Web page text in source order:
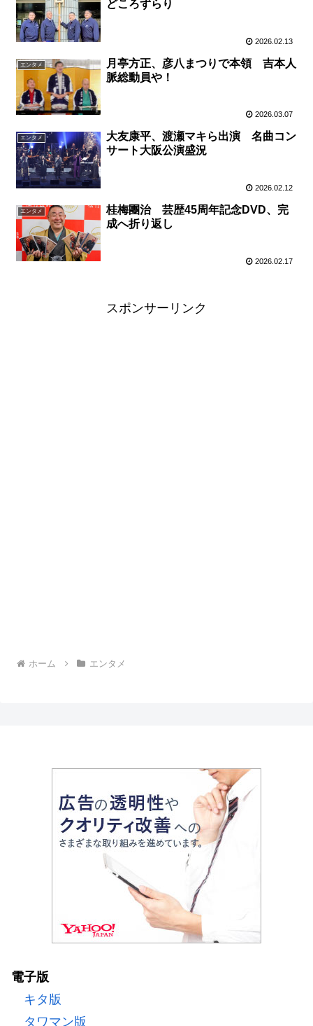
どころずらり
2026.02.13
エンタメ
月亭方正、彦八まつりで本領 吉本人
脈総動員や！
2026.03.07
エンタメ
大友康平、渡瀬マキら出演 名曲コン
サート大阪公演盛況
2026.02.12
エンタメ
桂梅團治 芸歴45周年記念DVD、完
成へ折り返し
2026.02.17
スポンサーリンク
ホーム エンタメ
電子版
キタ版
タワマン版